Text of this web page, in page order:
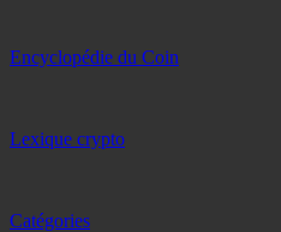
Encyclopédie du Coin
Lexique crypto
Catégories